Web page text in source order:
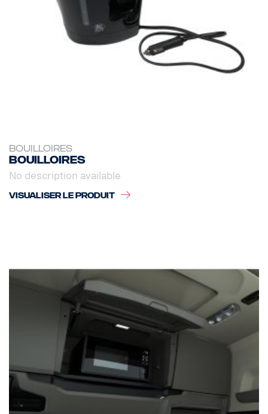
BOUILLOIRES
Bouilloires
No description available
VISUALISER LE PRODUIT